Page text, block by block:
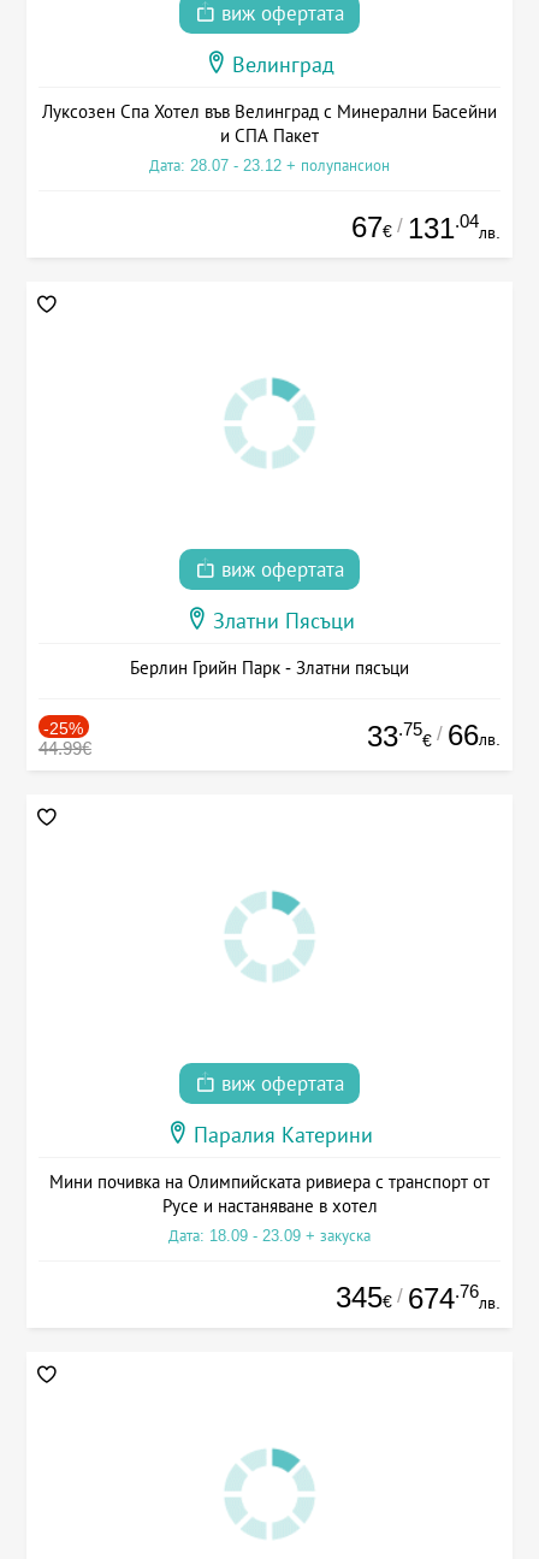
виж офертата
Велинград
Луксозен Спа Хотел във Велинград с Минерални Басейни
и СПА Пакет
Дата: 28.07 - 23.12 + полупансион
67€ / 131.04
лв.
виж офертата
Златни Пясъци
Берлин Грийн Парк - Златни пясъци
-25%
44.99€ 33.75
€ / 66лв.
виж офертата
Паралия Катерини
Мини почивка на Олимпийската ривиера с транспорт от
Русе и настаняване в хотел
Дата: 18.09 - 23.09 + закуска
345€ / 674.76
лв.